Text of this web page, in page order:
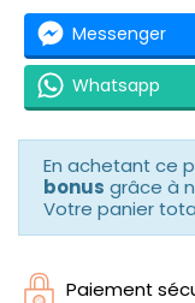
Messenger
Whatsapp
En achetant ce
bonus grâce à
Votre panier
Paiement